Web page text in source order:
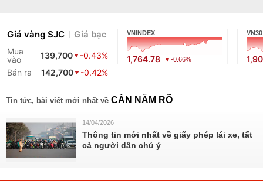
Giá vàng SJC Giá bạc
Mua
vào
139,700
-0.43%
Bán ra
142,700 -0.42%
VNINDEX
1,764.78 -0.66%
VN30
Tin tức, bài viết mới nhất về CẦN NẮM RÕ
14/04/2026
Thông tin mới nhất về giấy phép lái xe, tất
cả người dân chú ý